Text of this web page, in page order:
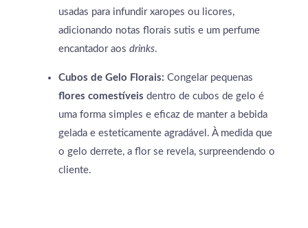
usadas para infundir xaropes ou licores,
adicionando notas florais sutis e um perfume
encantador aos drinks.
Cubos de Gelo Florais: Congelar pequenas
flores comestíveis dentro de cubos de gelo é
uma forma simples e eficaz de manter a bebida
gelada e esteticamente agradável. À medida que
o gelo derrete, a flor se revela, surpreendendo o
cliente.